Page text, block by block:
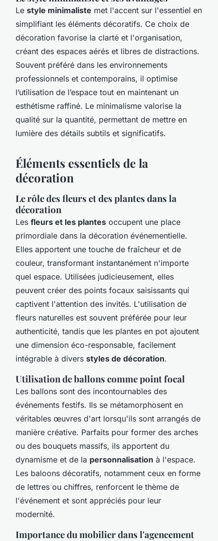
Le style minimaliste met l'accent sur l'essentiel en
simplifiant les éléments décoratifs. Ce choix de
décoration favorise la clarté et l'organisation,
créant des espaces aérés et libres de distractions.
Souvent préféré dans les environnements
professionnels et contemporains, il optimise
l’utilisation de l’espace tout en maintenant un
esthétisme raffiné. Le minimalisme valorise la
qualité sur la quantité, permettant de mettre en
lumière des détails subtils et significatifs.
Éléments essentiels de la
décoration
Le rôle des fleurs et des plantes dans la
décoration
Les fleurs et les plantes occupent une place
primordiale dans la décoration événementielle.
Elles apportent une touche de fraîcheur et de
couleur, transformant instantanément n'importe
quel espace. Utilisées judicieusement, elles
peuvent créer des points focaux saisissants qui
captivent l'attention des invités. L'utilisation de
fleurs naturelles est souvent préférée pour leur
authenticité, tandis que les plantes en pot ajoutent
une dimension éco-responsable, facilement
intégrable à divers styles de décoration.
Utilisation de ballons comme point focal
Les ballons sont des incontournables des
événements festifs. Ils se métamorphosent en
véritables œuvres d'art lorsqu'ils sont arrangés de
manière créative. Parfaits pour former des arches
ou des bouquets massifs, ils apportent du
dynamisme et de la personnalisation à l'espace.
Les baloons décoratifs, notamment ceux en forme
de lettres ou chiffres, renforcent le thème de
l'événement et sont appréciés pour leur
modernité.
Importance du mobilier dans l'agencement